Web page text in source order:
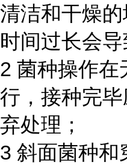
清洁和干燥
时间过长会导
2 菌种操作在
行，接种完
弃处理；
3 斜面菌种和